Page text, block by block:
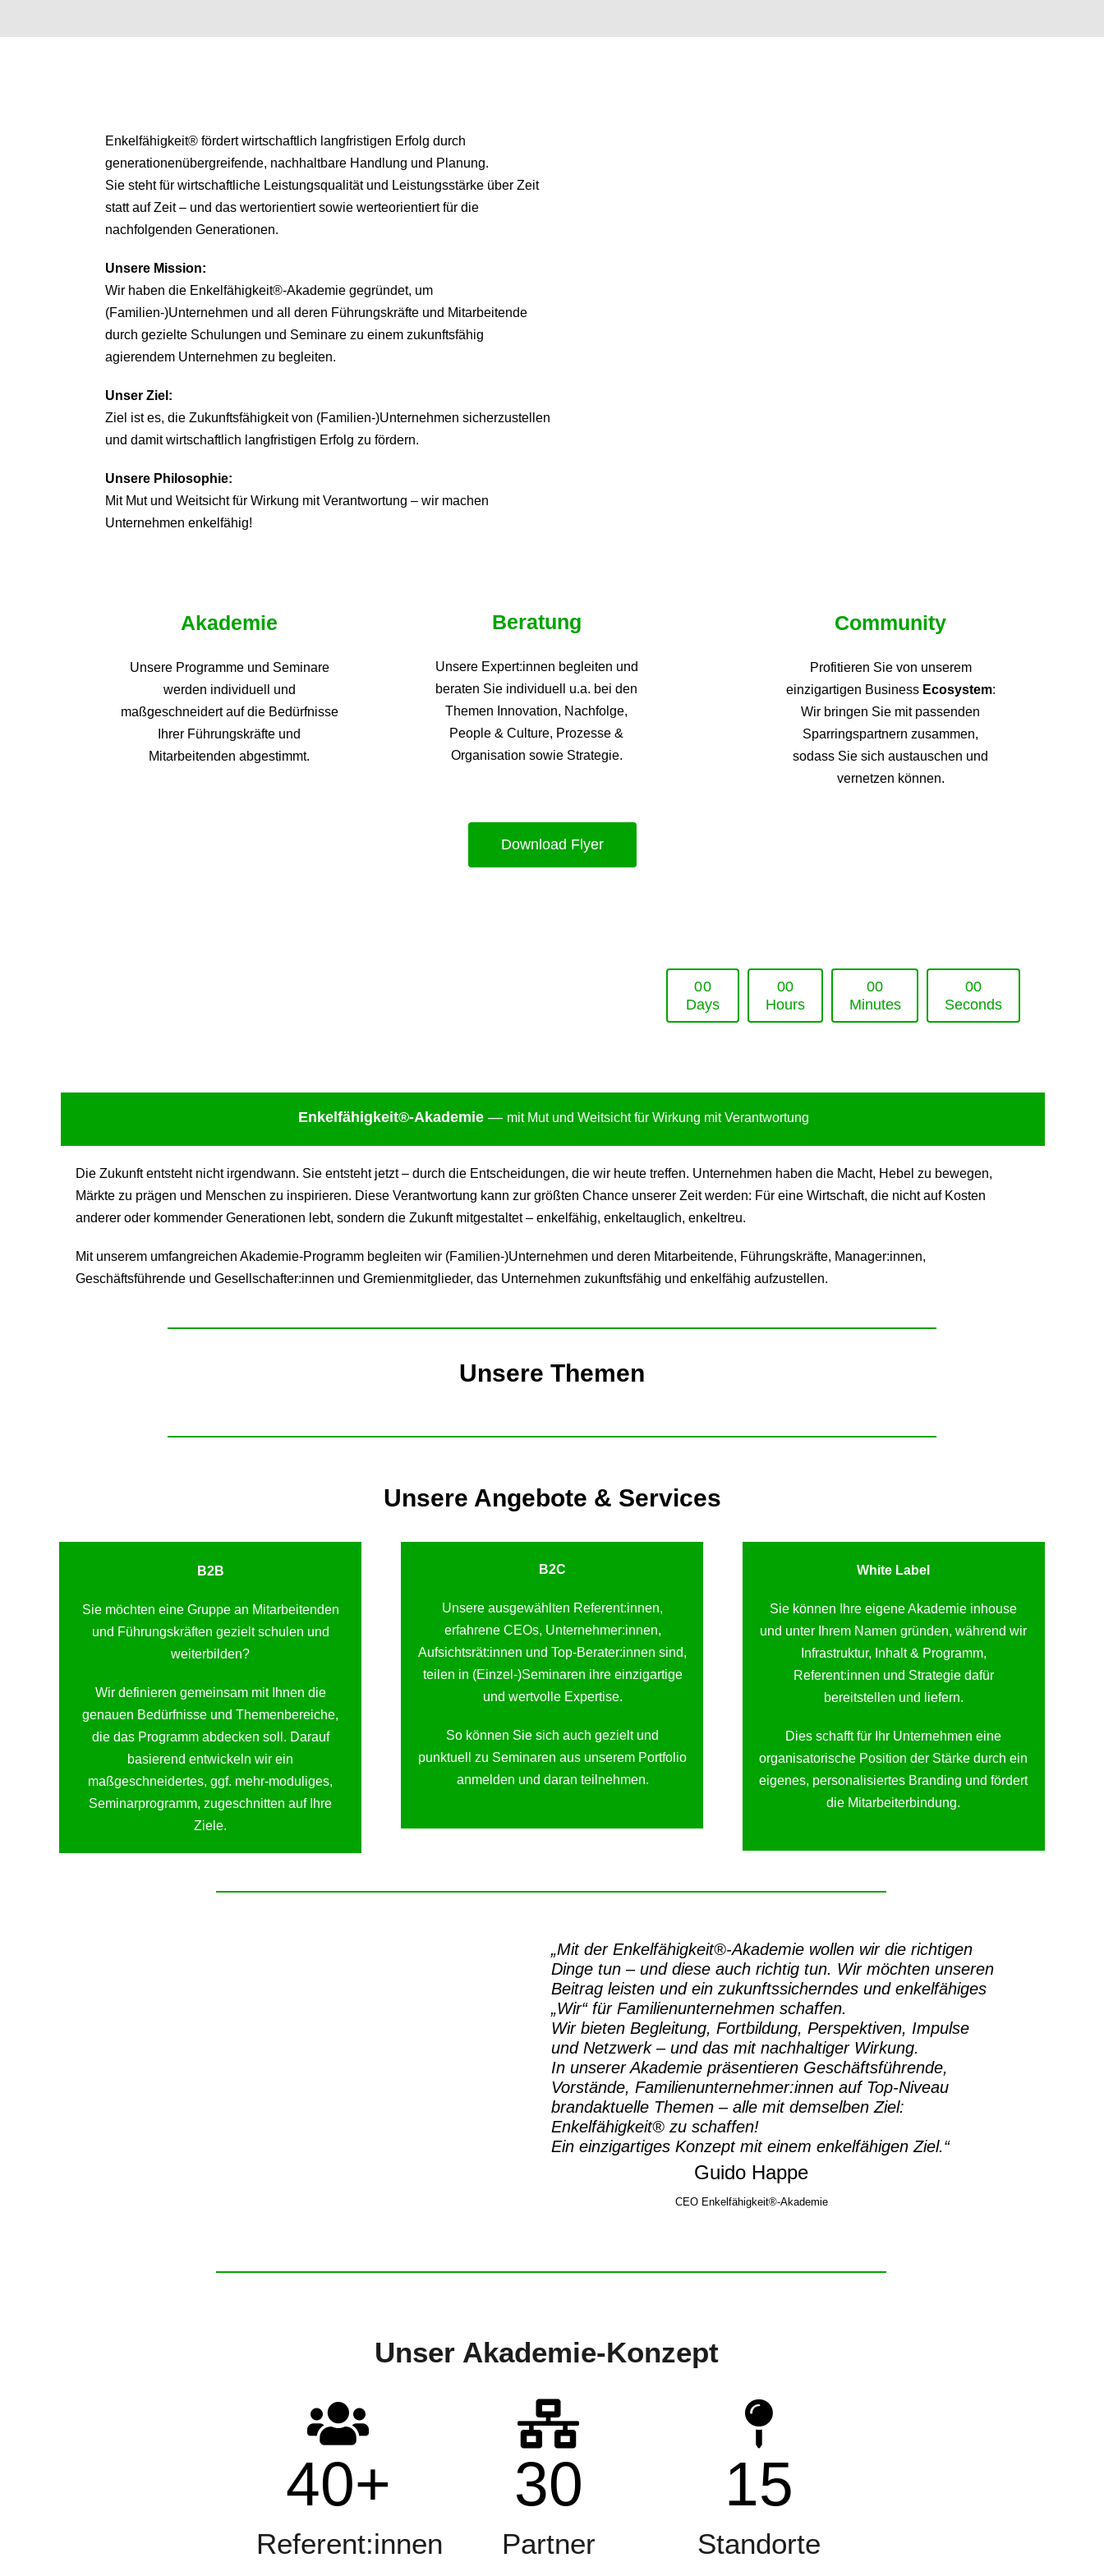
Enkelfähigkeit® fördert wirtschaftlich langfristigen Erfolg durch
generationenübergreifende, nachhaltbare Handlung und Planung.
Sie steht für wirtschaftliche Leistungsqualität und Leistungsstärke über Zeit
statt auf Zeit – und das wertorientiert sowie werteorientiert für die
nachfolgenden Generationen.
Unsere Mission:
Wir haben die Enkelfähigkeit®-Akademie gegründet, um
(Familien-)Unternehmen und all deren Führungskräfte und Mitarbeitende
durch gezielte Schulungen und Seminare zu einem zukunftsfähig
agierendem Unternehmen zu begleiten.
Unser Ziel:
Ziel ist es, die Zukunftsfähigkeit von (Familien-)Unternehmen sicherzustellen
und damit wirtschaftlich langfristigen Erfolg zu fördern.
Unsere Philosophie:
Mit Mut und Weitsicht für Wirkung mit Verantwortung – wir machen
Unternehmen enkelfähig!
Akademie
Unsere Programme und Seminare
werden individuell und
maßgeschneidert auf die Bedürfnisse
Ihrer Führungskräfte und
Mitarbeitenden abgestimmt.
Beratung
Unsere Expert:innen begleiten und
beraten Sie individuell u.a. bei den
Themen Innovation, Nachfolge,
People & Culture, Prozesse &
Organisation sowie Strategie.
Community
Profitieren Sie von unserem
einzigartigen Business Ecosystem:
Wir bringen Sie mit passenden
Sparringspartnern zusammen,
sodass Sie sich austauschen und
vernetzen können.
Download Flyer
00
Days
00
Hours
00
Minutes
00
Seconds
Enkelfähigkeit®-Akademie — mit Mut und Weitsicht für Wirkung mit Verantwortung
Die Zukunft entsteht nicht irgendwann. Sie entsteht jetzt – durch die Entscheidungen, die wir heute treffen. Unternehmen haben die Macht, Hebel zu bewegen,
Märkte zu prägen und Menschen zu inspirieren. Diese Verantwortung kann zur größten Chance unserer Zeit werden: Für eine Wirtschaft, die nicht auf Kosten
anderer oder kommender Generationen lebt, sondern die Zukunft mitgestaltet – enkelfähig, enkeltauglich, enkeltreu.
Mit unserem umfangreichen Akademie-Programm begleiten wir (Familien-)Unternehmen und deren Mitarbeitende, Führungskräfte, Manager:innen,
Geschäftsführende und Gesellschafter:innen und Gremienmitglieder, das Unternehmen zukunftsfähig und enkelfähig aufzustellen.
Unsere Themen
Unsere Angebote & Services
B2B
Sie möchten eine Gruppe an Mitarbeitenden
und Führungskräften gezielt schulen und
weiterbilden?
Wir definieren gemeinsam mit Ihnen die
genauen Bedürfnisse und Themenbereiche,
die das Programm abdecken soll. Darauf
basierend entwickeln wir ein
maßgeschneidertes, ggf. mehr-moduliges,
Seminarprogramm, zugeschnitten auf Ihre
Ziele.
B2C
Unsere ausgewählten Referent:innen,
erfahrene CEOs, Unternehmer:innen,
Aufsichtsrät:innen und Top-Berater:innen sind,
teilen in (Einzel-)Seminaren ihre einzigartige
und wertvolle Expertise.
So können Sie sich auch gezielt und
punktuell zu Seminaren aus unserem Portfolio
anmelden und daran teilnehmen.
White Label
Sie können Ihre eigene Akademie inhouse
und unter Ihrem Namen gründen, während wir
Infrastruktur, Inhalt & Programm,
Referent:innen und Strategie dafür
bereitstellen und liefern.
Dies schafft für Ihr Unternehmen eine
organisatorische Position der Stärke durch ein
eigenes, personalisiertes Branding und fördert
die Mitarbeiterbindung.
„Mit der Enkelfähigkeit®-Akademie wollen wir die richtigen
Dinge tun – und diese auch richtig tun. Wir möchten unseren
Beitrag leisten und ein zukunftssicherndes und enkelfähiges
„Wir“ für Familienunternehmen schaffen.
Wir bieten Begleitung, Fortbildung, Perspektiven, Impulse
und Netzwerk – und das mit nachhaltiger Wirkung.
In unserer Akademie präsentieren Geschäftsführende,
Vorstände, Familienunternehmer:innen auf Top-Niveau
brandaktuelle Themen – alle mit demselben Ziel:
Enkelfähigkeit® zu schaffen!
Ein einzigartiges Konzept mit einem enkelfähigen Ziel.“
Guido Happe
CEO Enkelfähigkeit®-Akademie
Unser Akademie-Konzept
40+
Referent:innen
30
Partner
15
Standorte